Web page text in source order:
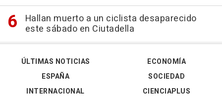
Hallan muerto a un ciclista desaparecido
este sábado en Ciutadella
ÚLTIMAS NOTICIAS
ESPAÑA
INTERNACIONAL
ECONOMÍA
SOCIEDAD
CIENCIAPLUS